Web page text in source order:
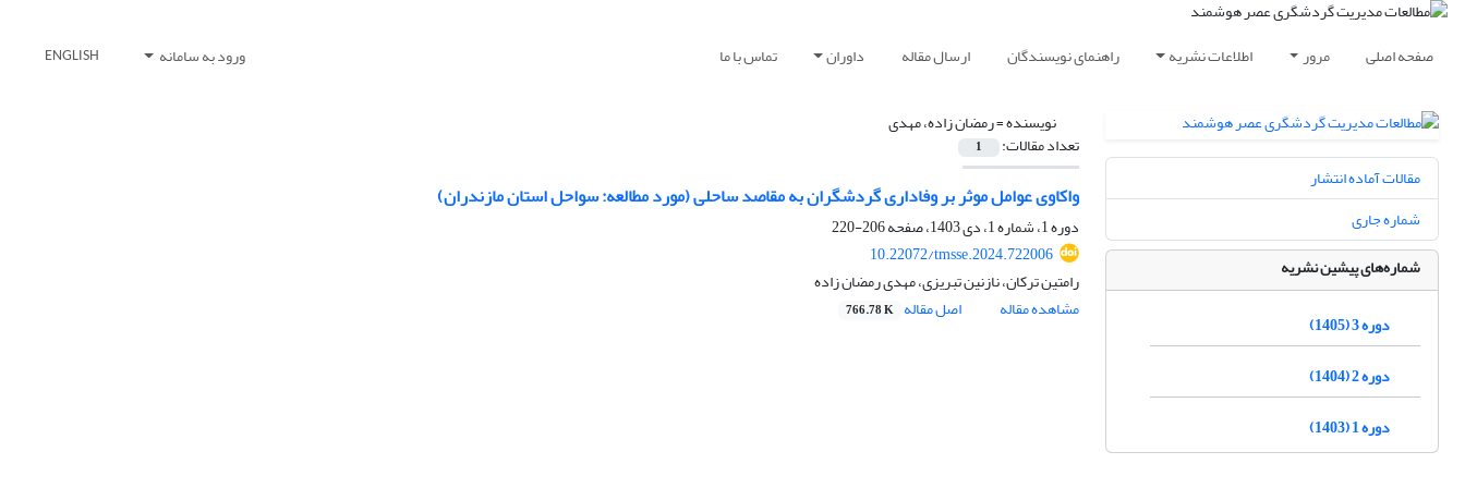
صفحه اصلی مرور اطلاعات نشریه راهنمای نویسندگان ارسال مقاله داوران تماس با ما ورود به سامانه ENGLISH
نویسنده =رمضان زاده، مهدی
تعداد مقالات: 1
واکاوی عوامل موثر بر وفاداری گردشگران به مقاصد ساحلی (مورد مطالعه: سواحل استان مازندران)
دوره 1، شماره 1، دی 1403، صفحه
206-220
10.22072/tmsse.2024.722006
رامتین ترکان، نازنین تبریزی، مهدی رمضان زاده
مشاهده مقاله
اصل مقاله 766.78 K
مقالات آماده انتشار
شماره جاری
شماره‌های پیشین نشریه
دوره 3 (1405)
دوره 2 (1404)
دوره 1 (1403)